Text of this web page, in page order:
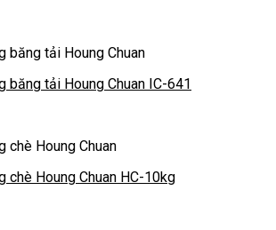
băng tải Houng Chuan
băng tải Houng Chuan IC-641
chè Houng Chuan
chè Houng Chuan HC-10kg